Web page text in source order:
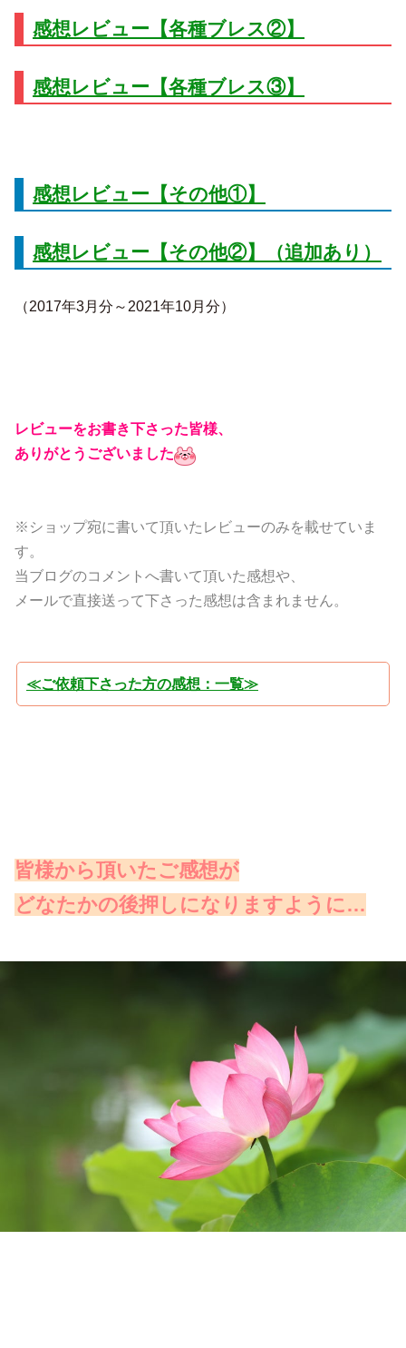
感想レビュー【各種ブレス②】
感想レビュー【各種ブレス③】
感想レビュー【その他①】
感想レビュー【その他②】（追加あり）
（2017年3月分～2021年10月分）
レビューをお書き下さった皆様、
ありがとうございました
※ショップ宛に書いて頂いたレビューのみを載せていま
す。
当ブログのコメントへ書いて頂いた感想や、
メールで直接送って下さった感想は含まれません。
≪ご依頼下さった方の感想：一覧≫
皆様から頂いたご感想が
どなたかの後押しになりますように…